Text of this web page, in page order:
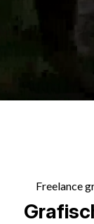
Freelance